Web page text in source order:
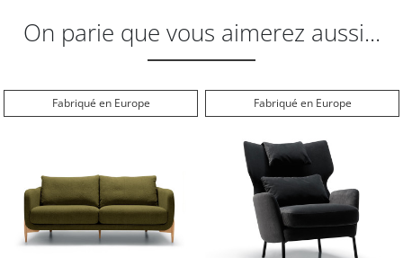
On parie que vous aimerez aussi...
Fabriqué en Europe Fabriqué en Europe